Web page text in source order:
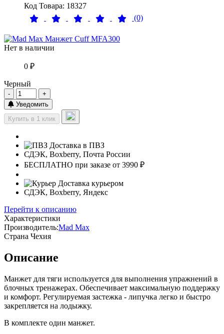
Код Товара: 18327
(0)
Нет в наличии
0 ₽
Черный
-
+
Уведомить
Купить в 1 клик
Доставка в ПВЗ
СДЭК, Boxberry, Почта России
БЕСПЛАТНО при заказе от 3990 ₽
Доставка курьером
СДЭК, Boxberry, Яндекс
Перейти к описанию
Характеристики
Производитель:Mad Max
Страна Чехия
Описание
Манжет для тяги используется для выполнения упражнений в
блочных тренажерах. Обеспечивает максимальную поддержку
и комфорт. Регулируемая застежка - липучка легко и быстро
закрепляется на лодыжку.
В комплекте один манжет.